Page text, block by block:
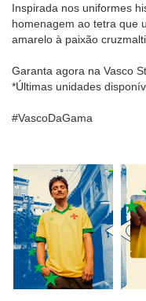
Inspirada nos uniformes
homenagem ao tetra que
amarelo à paixão
Garanta agora na Vasco
*Últimas unidades
#VascoDaGama